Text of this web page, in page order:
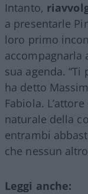
Intanto,
a presentarle
loro primo
accompagnarla
sua agenda.
ha detto
Fabiola.
naturale della
entrambi
che nessun
Leggi anche: